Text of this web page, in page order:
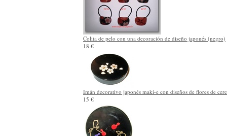
Colita de pelo con una decoración de diseño japonés (negro)
18 €
Imán decorativo japonés maki-e con diseños de flores de
15 €